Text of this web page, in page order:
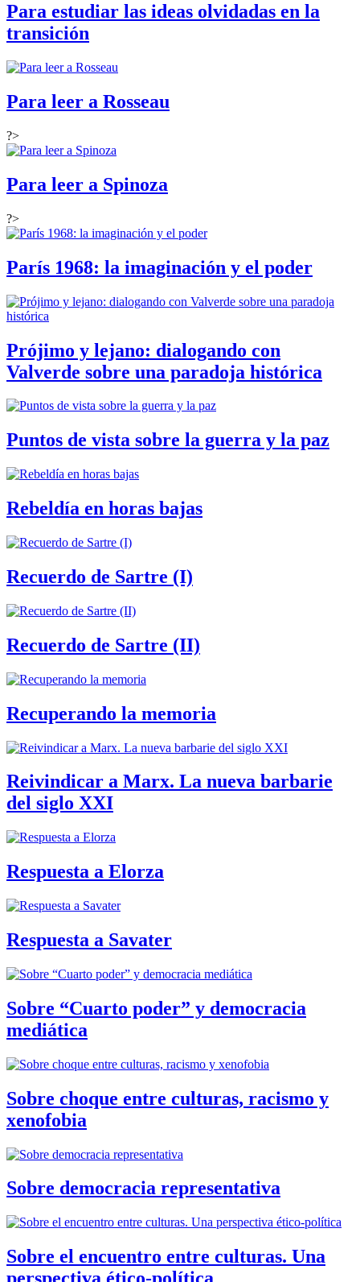
Para estudiar las ideas olvidadas en la
transición
Para leer a Rosseau
?>
Para leer a Spinoza
?>
París 1968: la imaginación y el poder
Prójimo y lejano: dialogando con
Valverde sobre una paradoja histórica
Puntos de vista sobre la guerra y la paz
Rebeldía en horas bajas
Recuerdo de Sartre (I)
Recuerdo de Sartre (II)
Recuperando la memoria
Reivindicar a Marx. La nueva barbarie
del siglo XXI
Respuesta a Elorza
Respuesta a Savater
Sobre “Cuarto poder” y democracia
mediática
Sobre choque entre culturas, racismo y
xenofobia
Sobre democracia representativa
Sobre el encuentro entre culturas. Una